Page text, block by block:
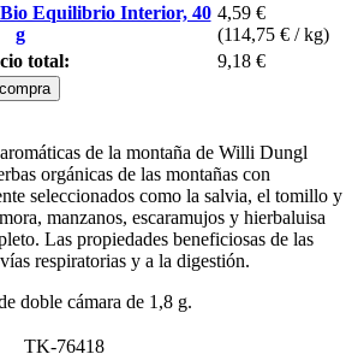
Equilibrio Interior, 40
g
4,59 €
(114,75 € / kg)
total:
9,18 €
de la montaña de Willi Dungl
orgánicas de las montañas con
seleccionados como la salvia, el tomillo y
manzanos, escaramujos y hierbaluisa
Las propiedades beneficiosas de las
respiratorias y a la digestión.
doble cámara de 1,8 g.
TK-76418